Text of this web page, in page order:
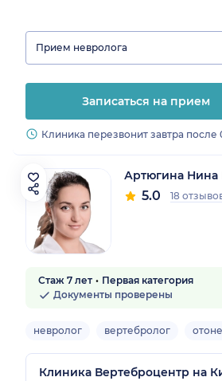
Прием невролога
Записаться на прием
Клиника перезвонит завтра после
Артюгина
5.0 18
Стаж 7 лет
Первая категория
Документы проверены
невролог вертебролог
Клиника Вертеброцентр на